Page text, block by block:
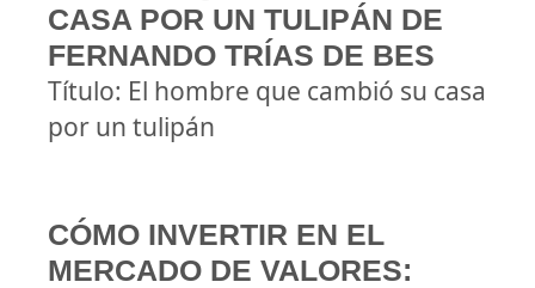
CASA POR UN TULIPÁN DE
FERNANDO TRÍAS DE BES
Título: El hombre que cambió su casa
por un tulipán
CÓMO INVERTIR EN EL
MERCADO DE VALORES: